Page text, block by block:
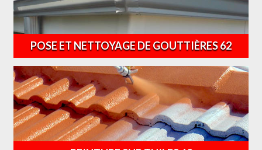
POSE ET NETTOYAGE DE GOUTTIÈRES 62